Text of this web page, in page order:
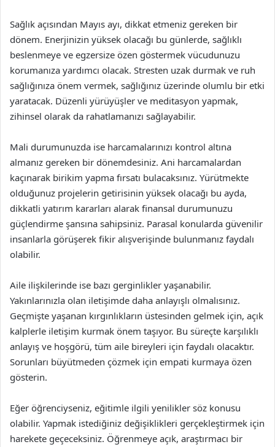
Sağlık açısından Mayıs ayı, dikkat etmeniz gereken bir
dönem. Enerjinizin yüksek olacağı bu günlerde, sağlıklı
beslenmeye ve egzersize özen göstermek vücudunuzu
korumanıza yardımcı olacak. Stresten uzak durmak ve ruh
sağlığınıza önem vermek, sağlığınız üzerinde olumlu bir etki
yaratacak. Düzenli yürüyüşler ve meditasyon yapmak,
zihinsel olarak da rahatlamanızı sağlayabilir.
Mali durumunuzda ise harcamalarınızı kontrol altına
almanız gereken bir dönemdesiniz. Ani harcamalardan
kaçınarak birikim yapma fırsatı bulacaksınız. Yürütmekte
olduğunuz projelerin getirisinin yüksek olacağı bu ayda,
dikkatli yatırım kararları alarak finansal durumunuzu
güçlendirme şansına sahipsiniz. Parasal konularda güvenilir
insanlarla görüşerek fikir alışverişinde bulunmanız faydalı
olabilir.
Aile ilişkilerinde ise bazı gerginlikler yaşanabilir.
Yakınlarınızla olan iletişimde daha anlayışlı olmalısınız.
Geçmişte yaşanan kırgınlıkların üstesinden gelmek için, açık
kalplerle iletişim kurmak önem taşıyor. Bu süreçte karşılıklı
anlayış ve hoşgörü, tüm aile bireyleri için faydalı olacaktır.
Sorunları büyütmeden çözmek için empati kurmaya özen
gösterin.
Eğer öğrenciyseniz, eğitimle ilgili yenilikler söz konusu
olabilir. Yapmak istediğiniz değişiklikleri gerçekleştirmek için
harekete geçeceksiniz. Öğrenmeye açık, araştırmacı bir